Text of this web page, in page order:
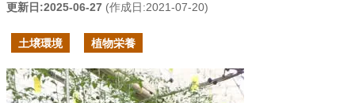
更新日:2025-06-27 (作成日:2021-07-20)
土壌環境 植物栄養